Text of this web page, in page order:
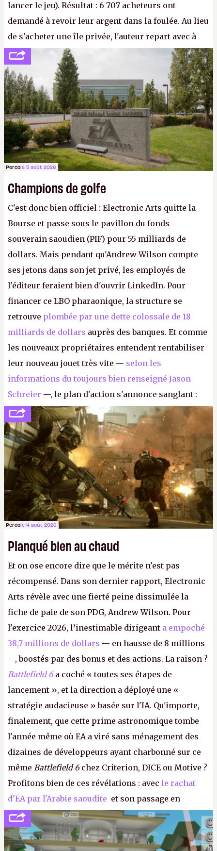
lancer le jeu). Résultat : 6 707 acheteurs ont
demandé à revoir leur argent dans la foulée. Au lieu
de s'acheter une île privée, l'auteur repart avec à
peine 2 000 dollars en poche. C'est toujours plus
cher payé que le temps passé à dev, mais ça
apprendra aux petits malins qu'on ne braque pas
Gabe Newell aussi facilement.P.
Percole 5 août 2026
Champions de golfe
C'est donc bien officiel : Electronic Arts quitte la
Bourse et passe sous le pavillon du fonds
souverain saoudien (PIF) pour 55 milliards de
dollars. Mais pendant qu'Andrew Wilson compte
ses jetons dans son jet privé, les employés de
l'éditeur feraient bien d'ouvrir LinkedIn. Pour
financer ce LBO pharaonique, la structure se
retrouve plombée par une dette colossale de 18
milliards de dollars auprès des banques. Et comme
les nouveaux propriétaires entendent rentabiliser
leur nouveau jouet très vite — selon les
informations du toujours bien renseigné Jason
Schreier —, le plan d'action s'annonce sanglant :
réductions de coûts drastiques, fermetures de
studios et licenciements massifs. En gros, essorer
FCetBattlefield, puis virer le reste.P.
Percole 4 août 2026
Planqué bien au chaud
Et on ose encore dire que le mérite n'est pas
récompensé. Dans son dernier rapport, Electronic
Arts révèle avec une fierté peine dissimulée la
fiche de paie de son PDG, Andrew Wilson. Pour
l'exercice 2026, l’inestimable dirigeant a empoché
38,7 millions de dollars — en hausse de 8 millions
—, boostés par des bonus et des actions. La raison ?
Battlefield 6 a coché « toutes ses étapes de
lancement », et la direction a déployé une «
stratégie audacieuse » basée sur l'IA. Qu'importe,
finalement, que cette prime astronomique tombe
l'année même où EA a viré sans ménagement des
dizaines de développeurs ayant charbonné sur ce
même Battlefield 6chez Criterion, DICE ou Motive ?
Profitons bien de ces révélations : avec le rachat
d'EA par l'Arabie saoudite et son passage en
société privée, l'éditeur n'aura bientôt plus
l'obligation de publier ses bilans. Encore une
victoire pour la transparence.P.